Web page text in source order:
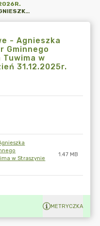
OŚWIADCZENIE MAJĄTKOWE - AGNIESZKA CZERKAS-POLIT- DYREKTOR GMINNEGO PRZEDSZKOLA IM. JULIANA TUWIMA W STRASZYNIE - STAN NA DZIEŃ 31.12.2025R.
- Agnieszka
Gminnego
w
31.12.2025r.
w Straszynie
1.47 MB
METRYCZKA